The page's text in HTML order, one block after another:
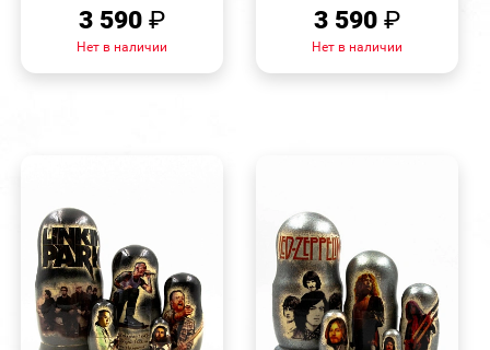
3 590 ₽
Нет в наличии
3 590 ₽
Нет в наличии